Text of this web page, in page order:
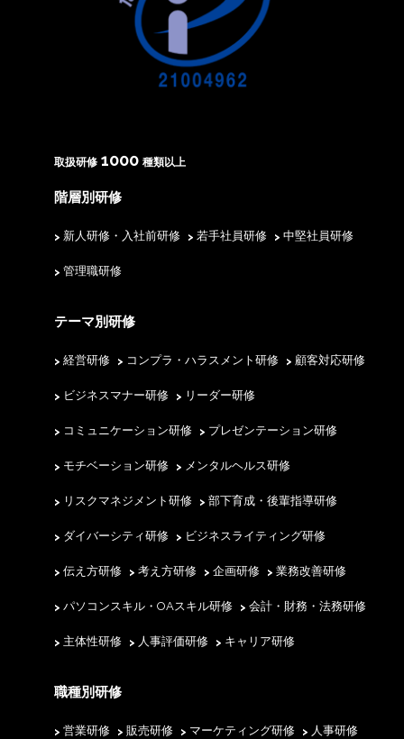
取扱研修 1000 種類以上
階層別研修
新人研修・入社前研修 若手社員研修 中堅社員研修
管理職研修
テーマ別研修
経営研修 コンプラ・ハラスメント研修 顧客対応研修
ビジネスマナー研修 リーダー研修
コミュニケーション研修 プレゼンテーション研修
モチベーション研修 メンタルヘルス研修
リスクマネジメント研修 部下育成・後輩指導研修
ダイバーシティ研修 ビジネスライティング研修
伝え方研修 考え方研修 企画研修 業務改善研修
パソコンスキル・OAスキル研修 会計・財務・法務研修
主体性研修 人事評価研修 キャリア研修
職種別研修
営業研修 販売研修 マーケティング研修 人事研修